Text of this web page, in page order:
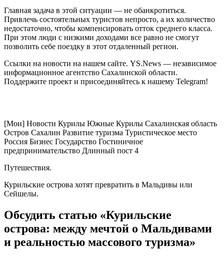
Главная задача в этой ситуации — не обанкротиться.
Привлечь состоятельных туристов непросто, а их количество
недостаточно, чтобы компенсировать отток среднего класса.
При этом люди с низкими доходами все равно не смогут
позволить себе поездку в этот отдаленный регион.
Ссылки на новости на нашем сайте. YS.News — независимое
информационное агентство Сахалинской области.
Поддержите проект и присоединяйтесь к нашему Telegram!
[Мои] Новости Курилы Южные Курилы Сахалинская область
Остров Сахалин Развитие туризма Туристическое место
Россия Бизнес Государство Гостиничное
предпринимательство Длинный пост 4
Путешествия.
Курильские острова хотят превратить в Мальдивы или
Сейшелы.
Обсудить статью «Курильские
острова: между мечтой о Мальдивами
и реальностью массового туризма»